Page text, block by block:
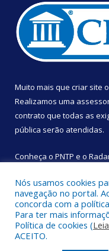
Muito mais que criar site
Realizamos uma
contrato que todas as
pública serão atendidas.
Conheça o PNTP e o
Todos os direitos
Nós usamos cookies
navegação no portal.
concorda com a
Para ter mais
Política de cookies (
ACEITO.